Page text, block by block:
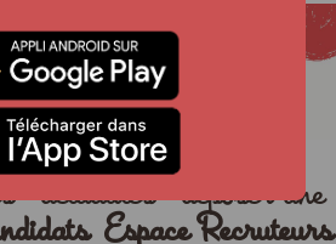
actualités
déposer une
Espace Recruteurs